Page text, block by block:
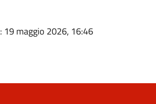
: 19 maggio 2026, 16:46